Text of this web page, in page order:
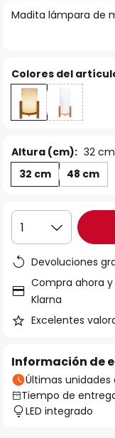
laMadita lámpara de
Colores del
Altura (cm): 32 cm
32 cm
48 cm
1
Devoluciones
Compra ahora
Klarna
Excelentes
Información de
Últimas unidades
Tiempo de
LED integrado